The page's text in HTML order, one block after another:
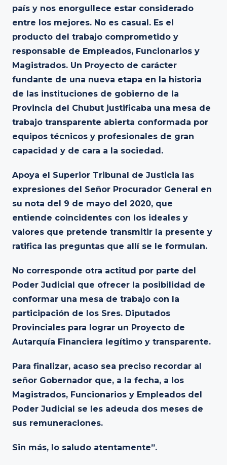
país y nos enorgullece estar considerado
entre los mejores. No es casual. Es el
producto del trabajo comprometido y
responsable de Empleados, Funcionarios y
Magistrados. Un Proyecto de carácter
fundante de una nueva etapa en la historia
de las instituciones de gobierno de la
Provincia del Chubut justificaba una mesa de
trabajo transparente abierta conformada por
equipos técnicos y profesionales de gran
capacidad y de cara a la sociedad.
Apoya el Superior Tribunal de Justicia las
expresiones del Señor Procurador General en
su nota del 9 de mayo del 2020, que
entiende coincidentes con los ideales y
valores que pretende transmitir la presente y
ratifica las preguntas que allí se le formulan.
No corresponde otra actitud por parte del
Poder Judicial que ofrecer la posibilidad de
conformar una mesa de trabajo con la
participación de los Sres. Diputados
Provinciales para lograr un Proyecto de
Autarquía Financiera legítimo y transparente.
Para finalizar, acaso sea preciso recordar al
señor Gobernador que, a la fecha, a los
Magistrados, Funcionarios y Empleados del
Poder Judicial se les adeuda dos meses de
sus remuneraciones.
Sin más, lo saludo atentamente”.